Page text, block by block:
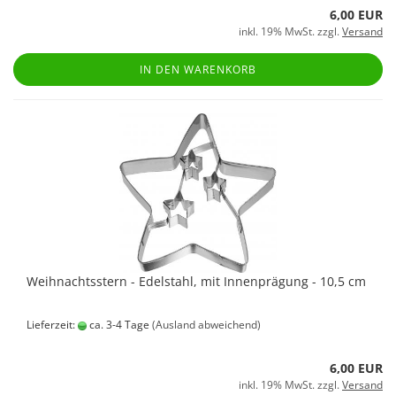
6,00 EUR
inkl. 19% MwSt. zzgl.Versand
IN DEN WARENKORB
Weihnachtsstern - Edelstahl, mit Innenprägung - 10,5 cm
Lieferzeit: ca. 3-4 Tage (Ausland abweichend)
6,00 EUR
inkl. 19% MwSt. zzgl.Versand